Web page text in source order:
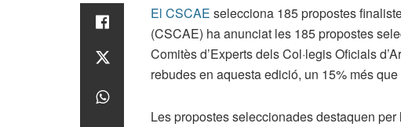
El CSCAE selecciona 185 propostes
(CSCAE) ha anunciat les 185 propostes
Comitès d’Experts dels Col·legis Oficials
rebudes en aquesta edició, un 15% més que
Les propostes seleccionades destaquen